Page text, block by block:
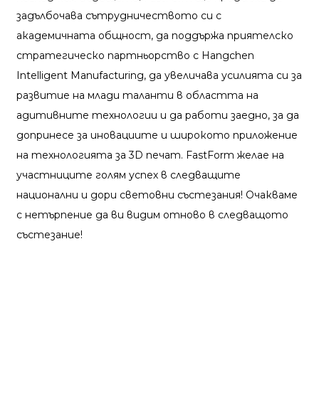
задълбочава сътрудничеството си с
академичната общност, да поддържа приятелско
стратегическо партньорство с Hangchen
Intelligent Manufacturing, да увеличава усилията си за
развитие на млади таланти в областта на
адитивните технологии и да работи заедно, за да
допринесе за иновациите и широкото приложение
на технологията за 3D печат. FastForm желае на
участниците голям успех в следващите
национални и дори световни състезания! Очакваме
с нетърпение да ви видим отново в следващото
състезание!